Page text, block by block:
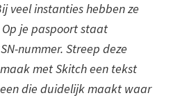
veel instanties hebben ze
je paspoort staat
nummer. Streep deze
met Skitch een tekst
die duidelijk maakt waar